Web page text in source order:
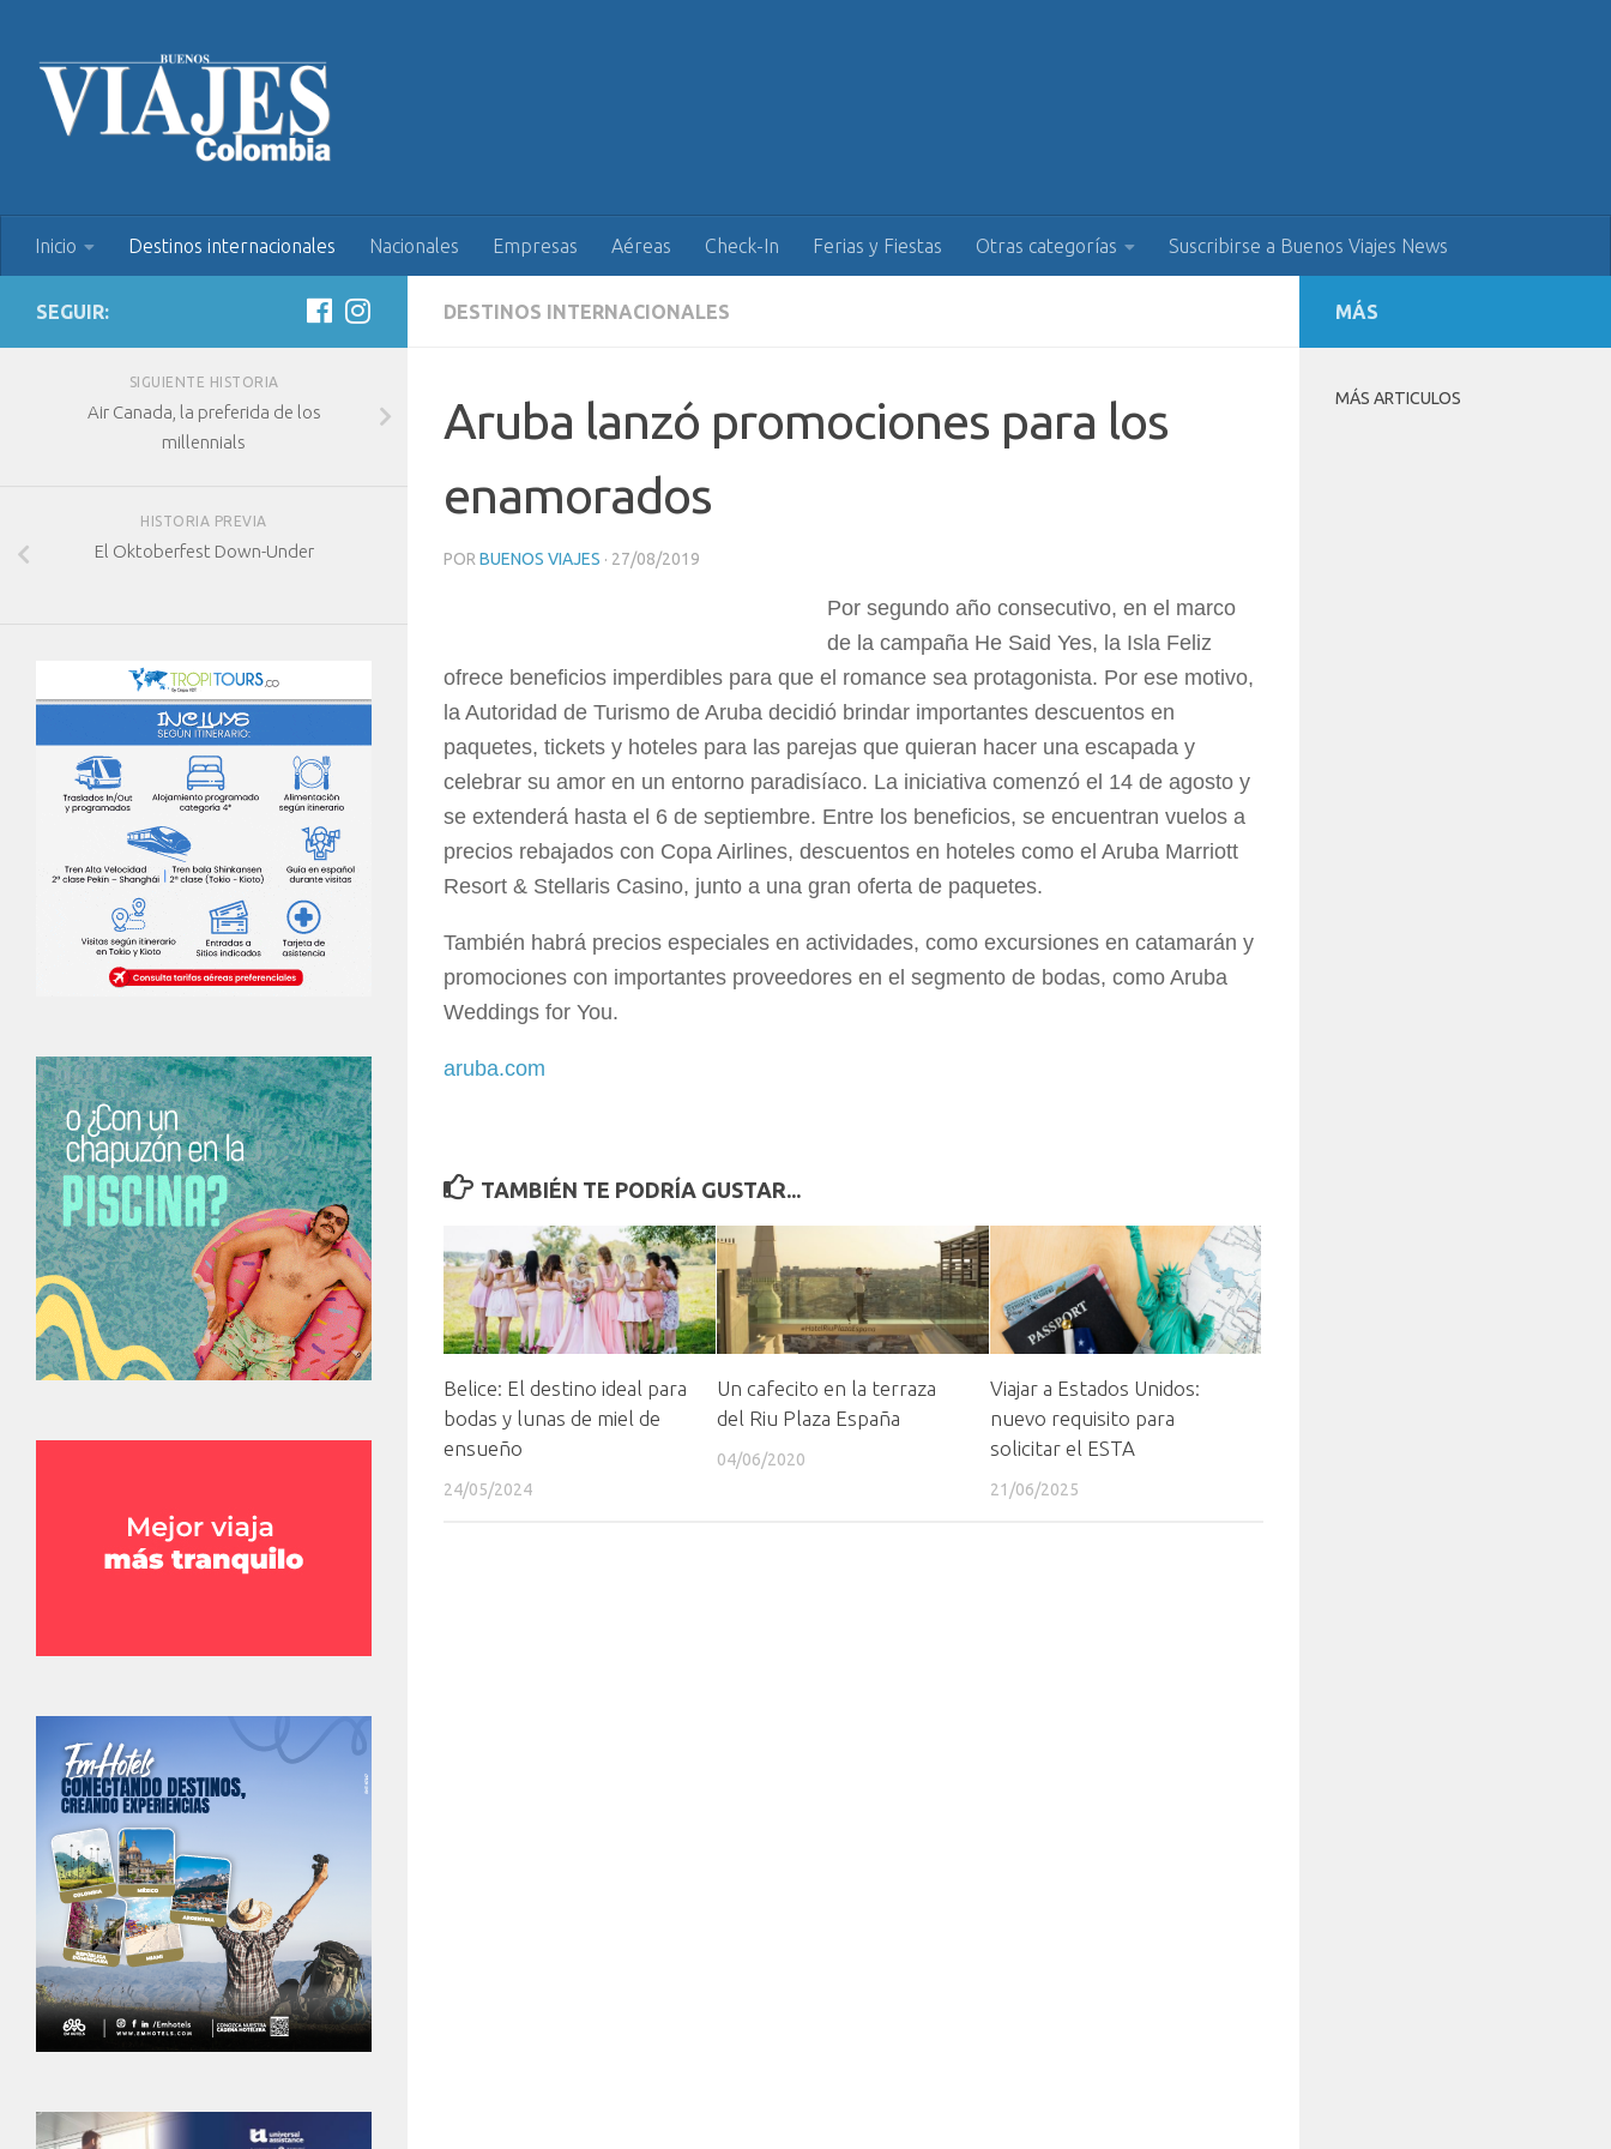
Inicio Destinos internacionales Nacionales Empresas Aéreas Check-In Ferias y Fiestas Otras categorías Suscribirse a Buenos Viajes News
DESTINOS INTERNACIONALES
Aruba lanzó promociones para los
enamorados
POR BUENOS VIAJES · 27/08/2019
Por segundo año consecutivo, en el marco
de la campaña He Said Yes, la Isla Feliz
ofrece beneficios imperdibles para que el romance sea protagonista. Por ese motivo,
la Autoridad de Turismo de Aruba decidió brindar importantes descuentos en
paquetes, tickets y hoteles para las parejas que quieran hacer una escapada y
celebrar su amor en un entorno paradisíaco. La iniciativa comenzó el 14 de agosto y
se extenderá hasta el 6 de septiembre. Entre los beneficios, se encuentran vuelos a
precios rebajados con Copa Airlines, descuentos en hoteles como el Aruba Marriott
Resort & Stellaris Casino, junto a una gran oferta de paquetes.
También habrá precios especiales en actividades, como excursiones en catamarán y
promociones con importantes proveedores en el segmento de bodas, como Aruba
Weddings for You.
aruba.com
TAMBIÉN TE PODRÍA GUSTAR...
Belice: El destino ideal para
bodas y lunas de miel de
ensueño
24/05/2024
Un cafecito en la terraza
del Riu Plaza España
04/06/2020
Viajar a Estados Unidos:
nuevo requisito para
solicitar el ESTA
21/06/2025
SEGUIR:
SIGUIENTE HISTORIA
Air Canada, la preferida de los
millennials
HISTORIA PREVIA
El Oktoberfest Down-Under
MÁS
MÁS ARTICULOS